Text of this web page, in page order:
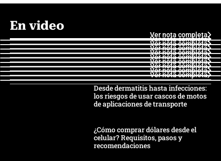
En video
Ver nota completa
Ver nota completa
Ver nota completa
Ver nota completa
Ver nota completa
Ver nota completa
Ver nota completa
Ver nota completa
Ver nota completa
Ver nota completa
Desde dermatitis hasta infecciones:
los riesgos de usar cascos de motos
de aplicaciones de transporte
¿Cómo comprar dólares desde el
celular? Requisitos, pasos y
recomendaciones